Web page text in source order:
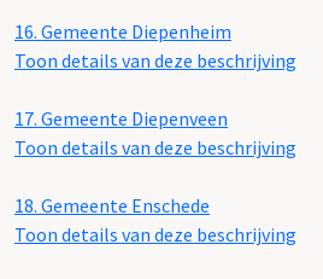
16. Gemeente Diepenheim
Toon details van deze beschrijving
17. Gemeente Diepenveen
Toon details van deze beschrijving
18. Gemeente Enschede
Toon details van deze beschrijving